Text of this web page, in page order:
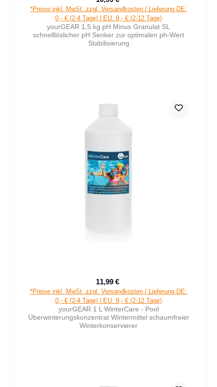
Verkaufspreis:
*Preise inkl. MwSt. zzgl. Versandkosten / Lieferung DE:
0,- € (2-4 Tage) | EU: 9,- € (2-12 Tage)
yourGEAR 1,5 kg pH Minus Granulat SL
schnelllöslicher pH Senker zur optimalen ph-Wert
Stabilisierung
Verkaufspreis:
11,99 €
*Preise inkl. MwSt. zzgl. Versandkosten / Lieferung DE:
0,- € (2-4 Tage) | EU: 9,- € (2-12 Tage)
yourGEAR 1 L WinterCare - Pool
Überwinterungskonzentrat Wintermittel schaumfreier
Winterkonservierer